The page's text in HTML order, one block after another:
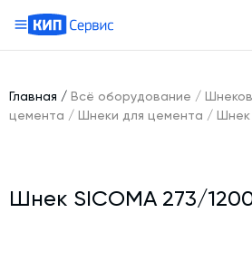
Бетонные заводы (БСУ, РБУ)
Шнековые транспортеры для
География поставок
Руководство
Сотрудничество
Новости
Главная / Всё оборудование /
цемента / Шнеки для цемента / Шнек
Шнек SICOMA 273/